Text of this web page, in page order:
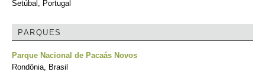
Setúbal, Portugal
PARQUES
Parque Nacional de Pacaás Novos
Rondônia, Brasil